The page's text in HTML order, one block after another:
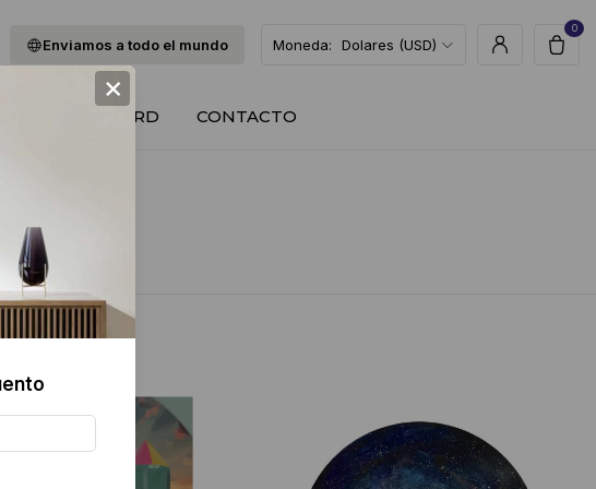
Enviamos a todo el mundo Moneda: Dolares (USD)
0
GIFT CARD CONTACTO
×